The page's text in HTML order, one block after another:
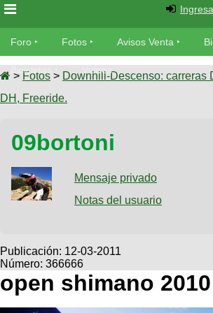
Foro
Foro
TÃ©cnica
Fotos
tu foto
Galeria
XC
Viajes
Descenso
SUBÃ
tu
Buscar
Ultimos
Fotos
BicicleterÃ­
as
Bicicletas
Tandem
Videos
Cicloturismo
Foro Fotos Avisos Venta
Bicicletas Videos
> Fotos > Downhill-Descenso: carreras
DH, Freeride.
09bortoni
Mensaje privado
Notas del usuario
Publicación: 12-03-2011
Número: 366666
open shimano 2010